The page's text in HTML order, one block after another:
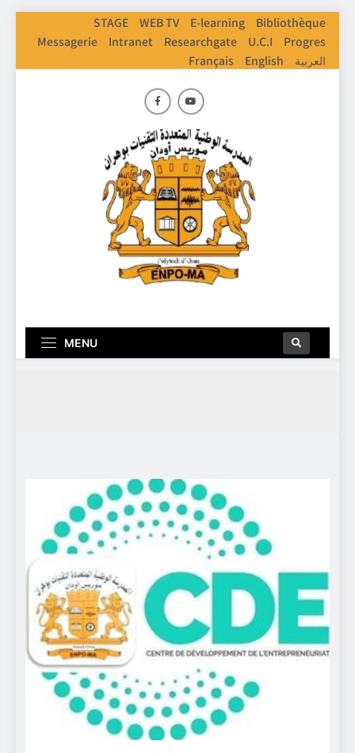
STAGE WEB TV E-learning
Bibliothèque
Messagerie
Intranet Researchgate U.C.I
Progres
Français
English العربية
MENU